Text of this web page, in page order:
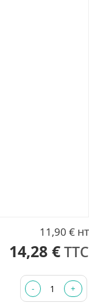
11,90 €
14,28 €